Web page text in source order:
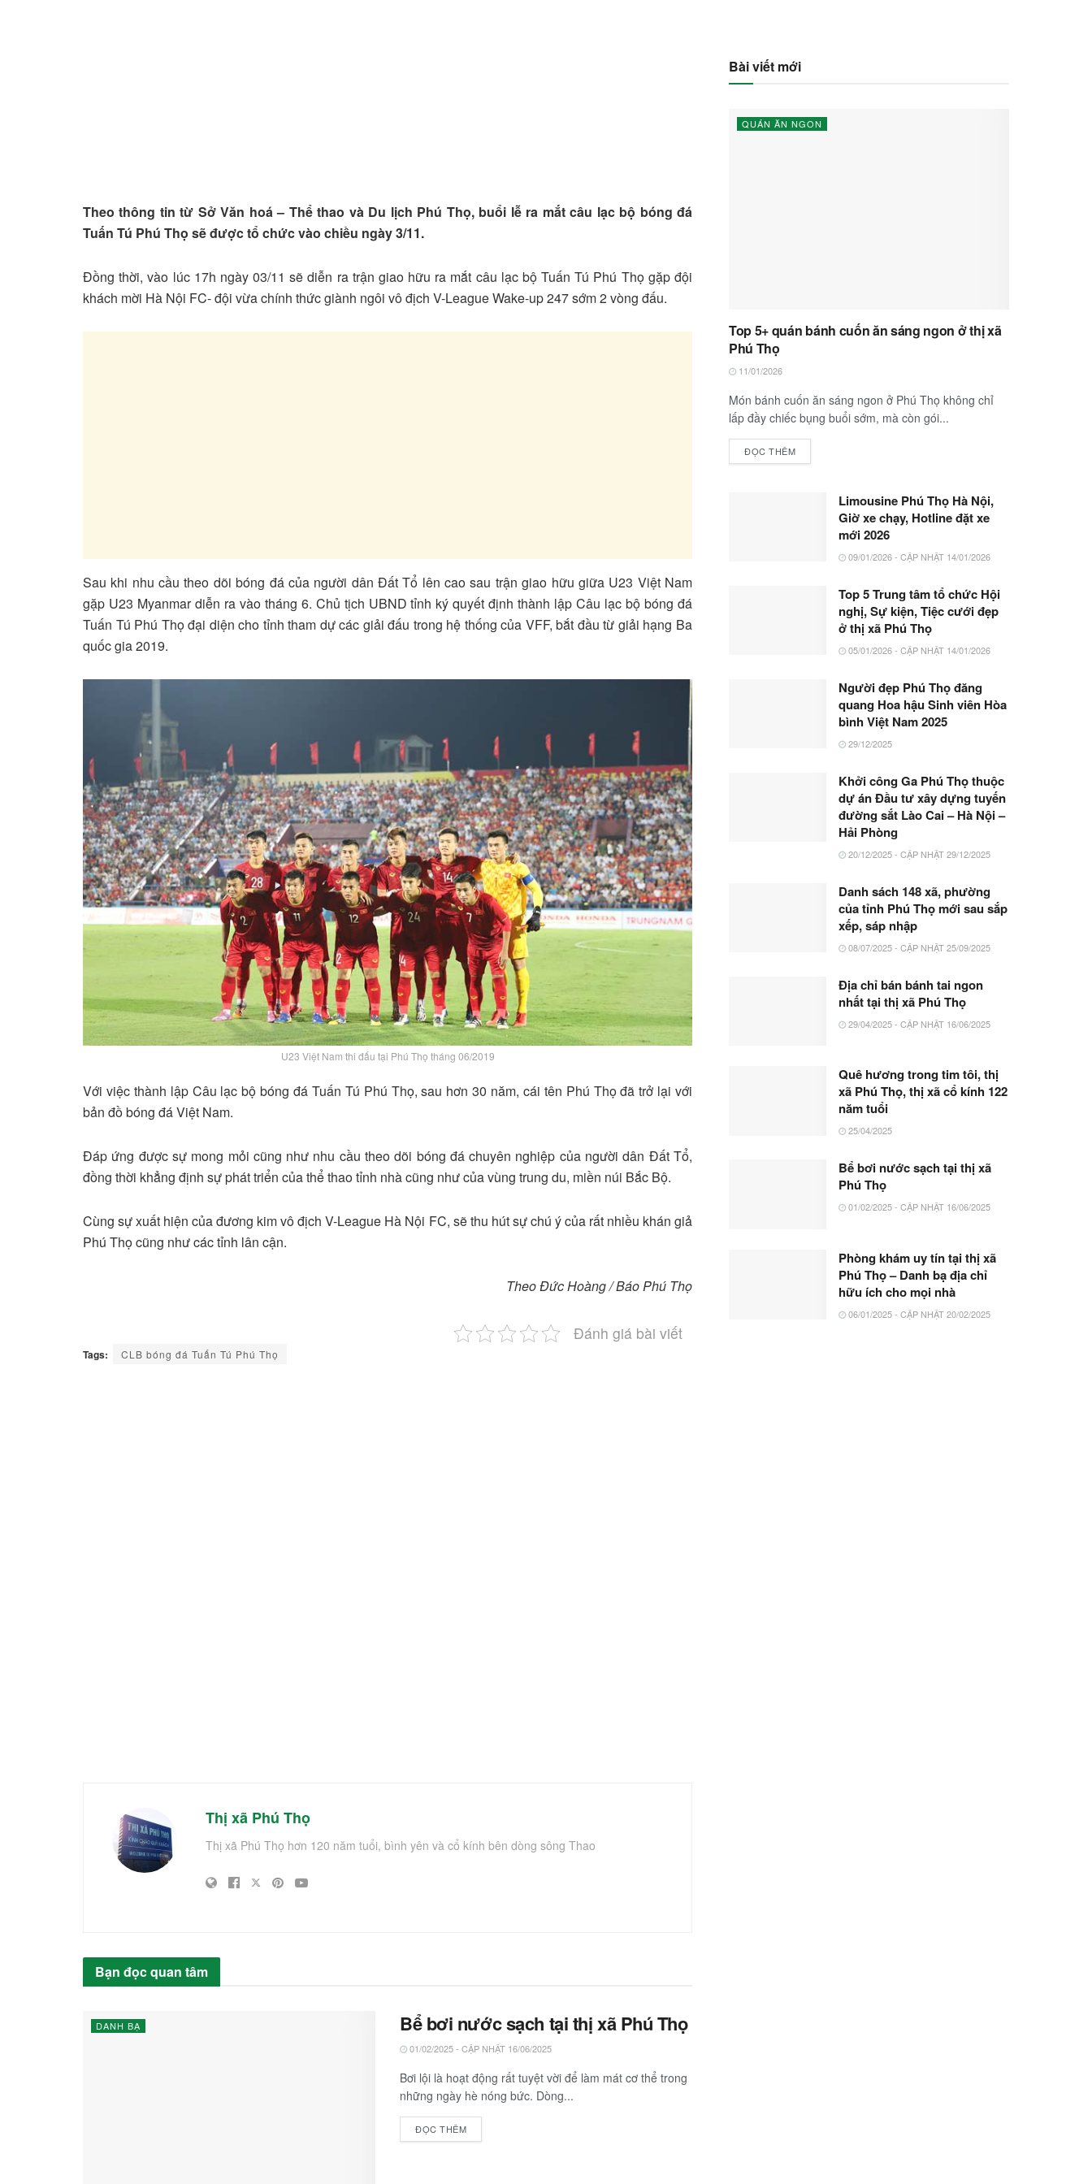
Theo thông tin từ Sở Văn hoá – Thể thao và Du lịch Phú Thọ, buổi lễ ra mắt câu lạc bộ bóng đá
Tuấn Tú Phú Thọ sẽ được tổ chức vào chiều ngày 3/11.
Đồng thời, vào lúc 17h ngày 03/11 sẽ diễn ra trận giao hữu ra mắt câu lạc bộ Tuấn Tú Phú Thọ gặp đội
khách mời Hà Nội FC- đội vừa chính thức giành ngôi vô địch V-League Wake-up 247 sớm 2 vòng đấu.
Sau khi nhu cầu theo dõi bóng đá của người dân Đất Tổ lên cao sau trận giao hữu giữa U23 Việt Nam
gặp U23 Myanmar diễn ra vào tháng 6. Chủ tịch UBND tỉnh ký quyết định thành lập Câu lạc bộ bóng đá
Tuấn Tú Phú Thọ đại diện cho tỉnh tham dự các giải đấu trong hệ thống của VFF, bắt đầu từ giải hạng Ba
quốc gia 2019.
U23 Việt Nam thi đấu tại Phú Thọ tháng 06/2019
Với việc thành lập Câu lạc bộ bóng đá Tuấn Tú Phú Thọ, sau hơn 30 năm, cái tên Phú Thọ đã trở lại với
bản đồ bóng đá Việt Nam.
Đáp ứng được sự mong mỏi cũng như nhu cầu theo dõi bóng đá chuyên nghiệp của người dân Đất Tổ,
đồng thời khẳng định sự phát triển của thể thao tỉnh nhà cũng như của vùng trung du, miền núi Bắc Bộ.
Cùng sự xuất hiện của đương kim vô địch V-League Hà Nội FC, sẽ thu hút sự chú ý của rất nhiều khán giả
Phú Thọ cũng như các tỉnh lân cận.
Theo Đức Hoàng / Báo Phú Thọ
Đánh giá bài viết
Tags: CLB bóng đá Tuấn Tú Phú Thọ
Thị xã Phú Thọ
Thị xã Phú Thọ hơn 120 năm tuổi, bình yên và cổ kính bên dòng sông Thao
Bạn đọc quan tâm
DANH BẠ Bể bơi nước sạch tại thị xã Phú Thọ
01/02/2025 - CẬP NHẬT 16/06/2025
Bơi lội là hoạt động rất tuyệt vời để làm mát cơ thể trong
những ngày hè nóng bức. Dòng...
ĐỌC THÊM
Bài viết mới
QUÁN ĂN NGON
Top 5+ quán bánh cuốn ăn sáng ngon ở thị xã
Phú Thọ
11/01/2026
Món bánh cuốn ăn sáng ngon ở Phú Thọ không chỉ
lấp đầy chiếc bụng buổi sớm, mà còn gói...
ĐỌC THÊM
Limousine Phú Thọ Hà Nội,
Giờ xe chạy, Hotline đặt xe
mới 2026
09/01/2026 - CẬP NHẬT 14/01/2026
Top 5 Trung tâm tổ chức Hội
nghị, Sự kiện, Tiệc cưới đẹp
ở thị xã Phú Thọ
05/01/2026 - CẬP NHẬT 14/01/2026
Người đẹp Phú Thọ đăng
quang Hoa hậu Sinh viên Hòa
bình Việt Nam 2025
29/12/2025
Khởi công Ga Phú Thọ thuộc
dự án Đầu tư xây dựng tuyến
đường sắt Lào Cai – Hà Nội –
Hải Phòng
20/12/2025 - CẬP NHẬT 29/12/2025
Danh sách 148 xã, phường
của tỉnh Phú Thọ mới sau sắp
xếp, sáp nhập
08/07/2025 - CẬP NHẬT 25/09/2025
Địa chỉ bán bánh tai ngon
nhất tại thị xã Phú Thọ
29/04/2025 - CẬP NHẬT 16/06/2025
Quê hương trong tim tôi, thị
xã Phú Thọ, thị xã cổ kính 122
năm tuổi
25/04/2025
Bể bơi nước sạch tại thị xã
Phú Thọ
01/02/2025 - CẬP NHẬT 16/06/2025
Phòng khám uy tín tại thị xã
Phú Thọ – Danh bạ địa chỉ
hữu ích cho mọi nhà
06/01/2025 - CẬP NHẬT 20/02/2025